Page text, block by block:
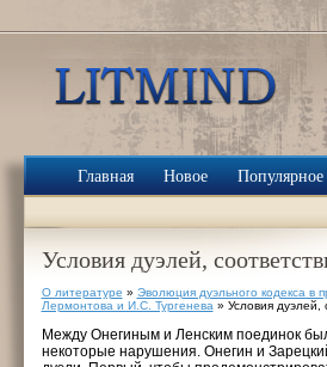
Главная Новое Популярное
Условия дуэлей,
О литературе » Эволюция дуэльного кодекса в
Лермонтова и И.С. Тургенева » Условия дуэлей,
Между Онегиным и Ленским поединок
некоторые нарушения. Онегин и